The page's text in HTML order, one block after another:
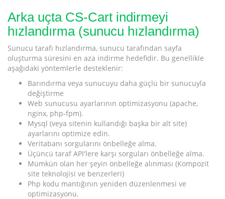
Arka uçta CS-Cart indirmeyi
hızlandırma (sunucu hızlandırma)
Sunucu tarafı hızlandırma, sunucu tarafından sayfa
oluşturma süresini en aza indirme hedefidir. Bu genellikle
aşağıdaki yöntemlerle desteklenir:
Barındırma veya sunucuyu daha güçlü bir sunucuyla
değiştirme
Web sunucusu ayarlarının optimizasyonu (apache,
nginx, php-fpm).
Mysql (veya sitenin kullandığı başka bir alt site)
ayarlarını optimize edin.
Veritabanı sorgularını önbelleğe alma.
Üçüncü taraf API'lere karşı sorguları önbelleğe alma.
Mümkün olan her şeyin önbelleğe alınması (Kompozit
site teknolojisi ve benzerleri)
Php kodu mantığının yeniden düzenlenmesi ve
optimizasyonu.